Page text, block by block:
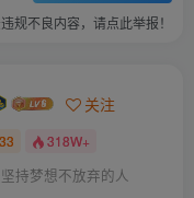
规不良内容，请点此举报！
关注
33 318W+
持梦想不放弃的人